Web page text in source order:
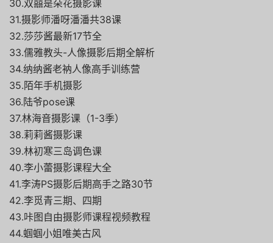
30.双囍是朵花摄影课
31.摄影师潘呀潘潘共38课
32.莎莎酱最新17节全
33.儒雅教头-人像摄影后期全解析
34.纳纳酱老衲人像高手训练营
35.陌年手机摄影
36.陆爷pose课
37.林海音摄影课（1-3季）
38.莉莉酱摄影课
39.林初寒三岛调色课
40.李小蕾摄影课程大全
41.李涛PS摄影后期高手之路30节
42.李觅青三期、四期
43.咔图自由摄影师课程视频教程
44.蝈蝈小姐唯美古风